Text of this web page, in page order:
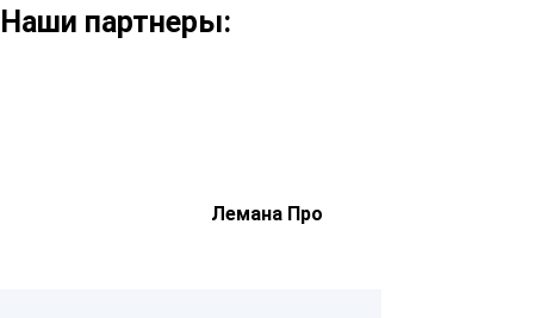
Наши партнеры:
Лемана Про